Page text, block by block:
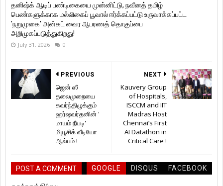
தனிஷ்க் ஆடிப் பண்டிகையை முன்னிட்டு, நவீனத் தமிழ்
பெண்களுக்காக மல்லிகைப் பூவால் ஈர்க்கப்பட்டு உருவாக்கப்பட்ட
'நறுமுகை' அன்கட் வைர ஆபரணத் தொகுப்பை
அறிமுகப்படுத்துகிறது!
July 31, 2026 0
NEXT
Kauvery Group
of Hospitals,
ISCCM and IIT
Madras Host
Chennai’s First
AI Datathon in
Critical Care !
PREVIOUS
ஜென் ஸீ
தலைமுறையை
கவர்ந்திழுக்கும்
ஹர்ஷவர்தனின் '
மாயம் நீயடி'
மியூசிக் வீடியோ
ஆல்பம் !
POST A COMMENT GOOGLE DISQUS FACEBOOK